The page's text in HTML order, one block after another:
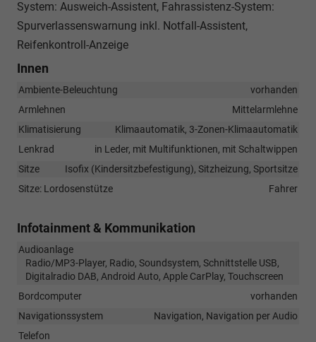
System: Ausweich-Assistent, Fahrassistenz-System:
Spurverlassenswarnung inkl. Notfall-Assistent,
Reifenkontroll-Anzeige
Innen
Ambiente-Beleuchtung
vorhanden
Armlehnen
Mittelarmlehne
Klimatisierung
Klimaautomatik, 3-Zonen-Klimaautomatik
Lenkrad
in Leder, mit Multifunktionen, mit Schaltwippen
Sitze
Isofix (Kindersitzbefestigung), Sitzheizung, Sportsitze
Sitze: Lordosenstütze
Fahrer
Infotainment & Kommunikation
Audioanlage
Radio/MP3-Player, Radio, Soundsystem, Schnittstelle USB,
Digitalradio DAB, Android Auto, Apple CarPlay, Touchscreen
Bordcomputer
vorhanden
Navigationssystem
Navigation, Navigation per Audio
Telefon